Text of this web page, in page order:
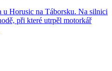
u Horusic na Táborsku. Na silnici
při které utrpěl motorkář